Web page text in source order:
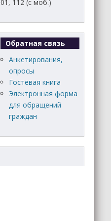
01, 112 (с моб.)
Обратная связь
Анкетирования,
опросы
Гостевая книга
Электронная форма
для обращений
граждан